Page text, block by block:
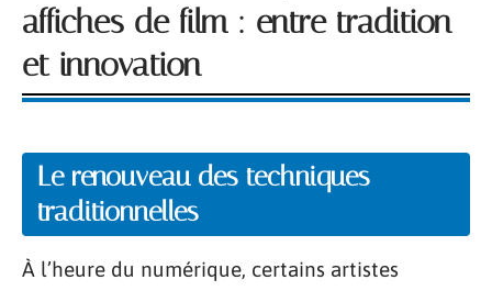
affiches de film : entre tradition
et innovation
Le renouveau des techniques
traditionnelles
À l’heure du numérique, certains artistes